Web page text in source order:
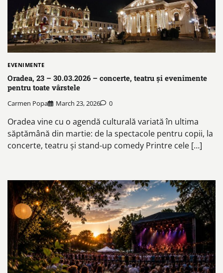
EVENIMENTE
Oradea, 23 – 30.03.2026 – concerte, teatru și evenimente
pentru toate vârstele
Carmen Popa March 23, 2026 0
Oradea vine cu o agendă culturală variată în ultima
săptămână din martie: de la spectacole pentru copii, la
concerte, teatru și stand-up comedy Printre cele […]